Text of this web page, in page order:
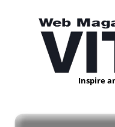
Inspire